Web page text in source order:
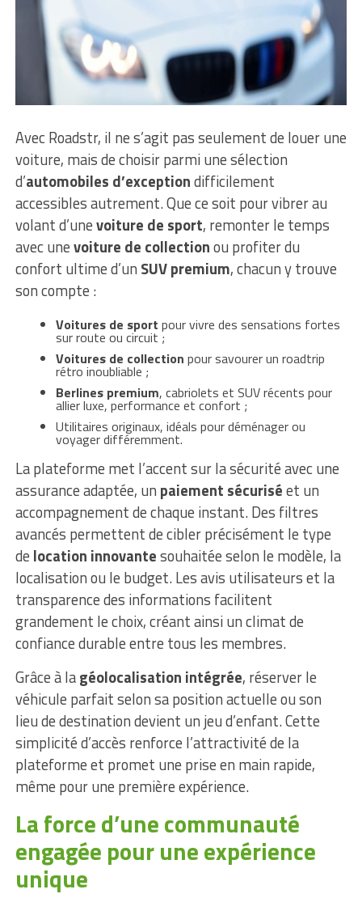
Avec Roadstr, il ne s’agit pas seulement de louer une
voiture, mais de choisir parmi une sélection
d’automobiles d’exceptiondifficilement
accessibles autrement. Que ce soit pour vibrer au
volant d’unevoiture de sport, remonter le temps
avec unevoiture de collectionou profiter du
confort ultime d’un SUV premium, chacun y trouve
son compte :
Voitures de sport pour vivre des sensations fortes
sur route ou circuit ;
Voitures de collection pour savourer un roadtrip
rétro inoubliable ;
Berlines premium, cabriolets et SUV récents pour
allier luxe, performance et confort ;
Utilitaires originaux, idéals pour déménager ou
voyager différemment.
La plateforme met l’accent sur la sécurité avec une
assurance adaptée, un paiement sécuriséet un
accompagnement de chaque instant. Des filtres
avancés permettent de cibler précisément le type
de location innovantesouhaitée selon le modèle, la
localisation ou le budget. Les avis utilisateurs et la
transparence des informations facilitent
grandement le choix, créant ainsi un climat de
confiance durable entre tous les membres.
Grâce à lagéolocalisation intégrée, réserver le
véhicule parfait selon sa position actuelle ou son
lieu de destination devient un jeu d’enfant. Cette
simplicité d’accès renforce l’attractivité de la
plateforme et promet une prise en main rapide,
même pour une première expérience.
La force d’une communauté
engagée pour une expérience
unique